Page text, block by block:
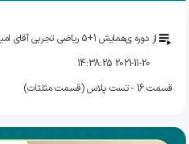
از دوره یهمایش 1+5 ریاضی تجربی آقای امینی راد
2021-11-20 14:38:25
قسمت 16 - تست پلاس (قسمت مثلثات)